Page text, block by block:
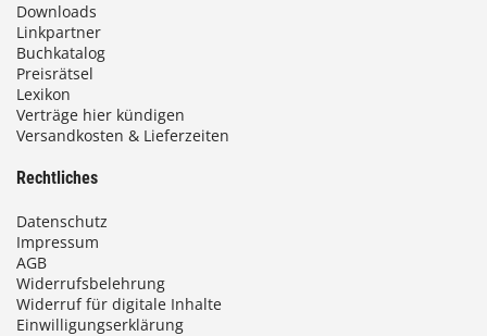
Downloads
Linkpartner
Buchkatalog
Preisrätsel
Lexikon
Verträge hier kündigen
Versandkosten & Lieferzeiten
Rechtliches
Datenschutz
Impressum
AGB
Widerrufsbelehrung
Widerruf für digitale Inhalte
Einwilligungserklärung